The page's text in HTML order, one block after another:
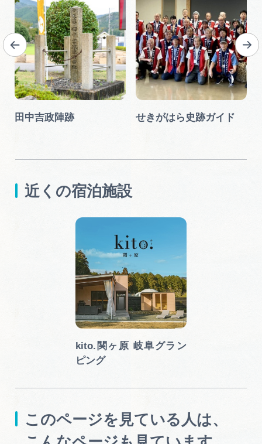
田中吉政陣跡 せきがはら史跡ガイド
近くの宿泊施設
kito.関ヶ原 岐阜グラン
ピング
このページを見ている人は、